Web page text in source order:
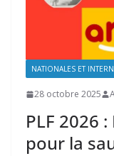
NATIONALES ET
28 octobre 2025
PLF 2026
pour la